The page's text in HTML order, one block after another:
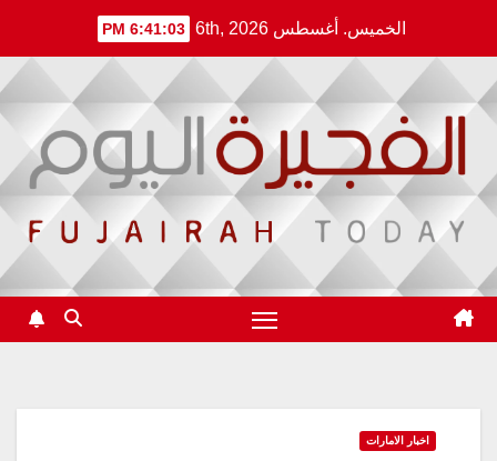
content
الخميس. أغسطس 6th, 2026 6:41:04 PM
اخبار الامارات